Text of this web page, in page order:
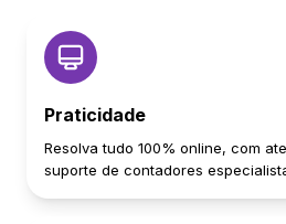
Praticidade
Resolva tudo 100% online, com
suporte de contadores